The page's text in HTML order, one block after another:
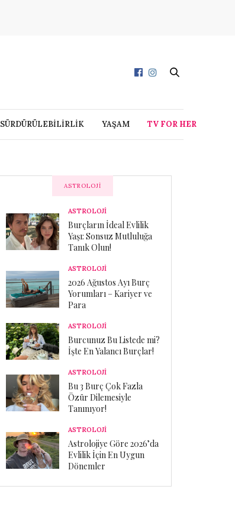
SÜRDÜRÜLEBİLİRLİK YAŞAM TV FOR HER
ASTROLOJI
ASTROLOJİ
Burçların İdeal Evlilik
Yaşı: Sonsuz Mutluluğa
Tanık Olun!
ASTROLOJİ
2026 Ağustos Ayı Burç
Yorumları – Kariyer ve
Para
ASTROLOJİ
Burcunuz Bu Listede mi?
İşte En Yalancı Burçlar!
ASTROLOJİ
Bu 3 Burç Çok Fazla
Özür Dilemesiyle
Tanınıyor!
ASTROLOJİ
Astrolojiye Göre 2026’da
Evlilik İçin En Uygun
Dönemler